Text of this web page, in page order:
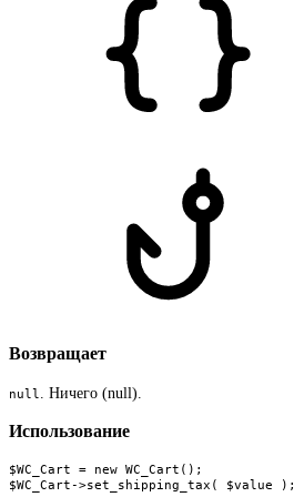
Возвращает
null . Ничего (null).
Использование
$WC_Cart = new WC_Cart();
$WC_Cart->set_shipping_tax( $value );